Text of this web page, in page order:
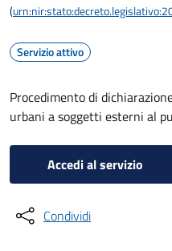
(
Servizio attivo
Procedimento di
urbani a soggetti esterni al
Accedi al servizio
Condividi